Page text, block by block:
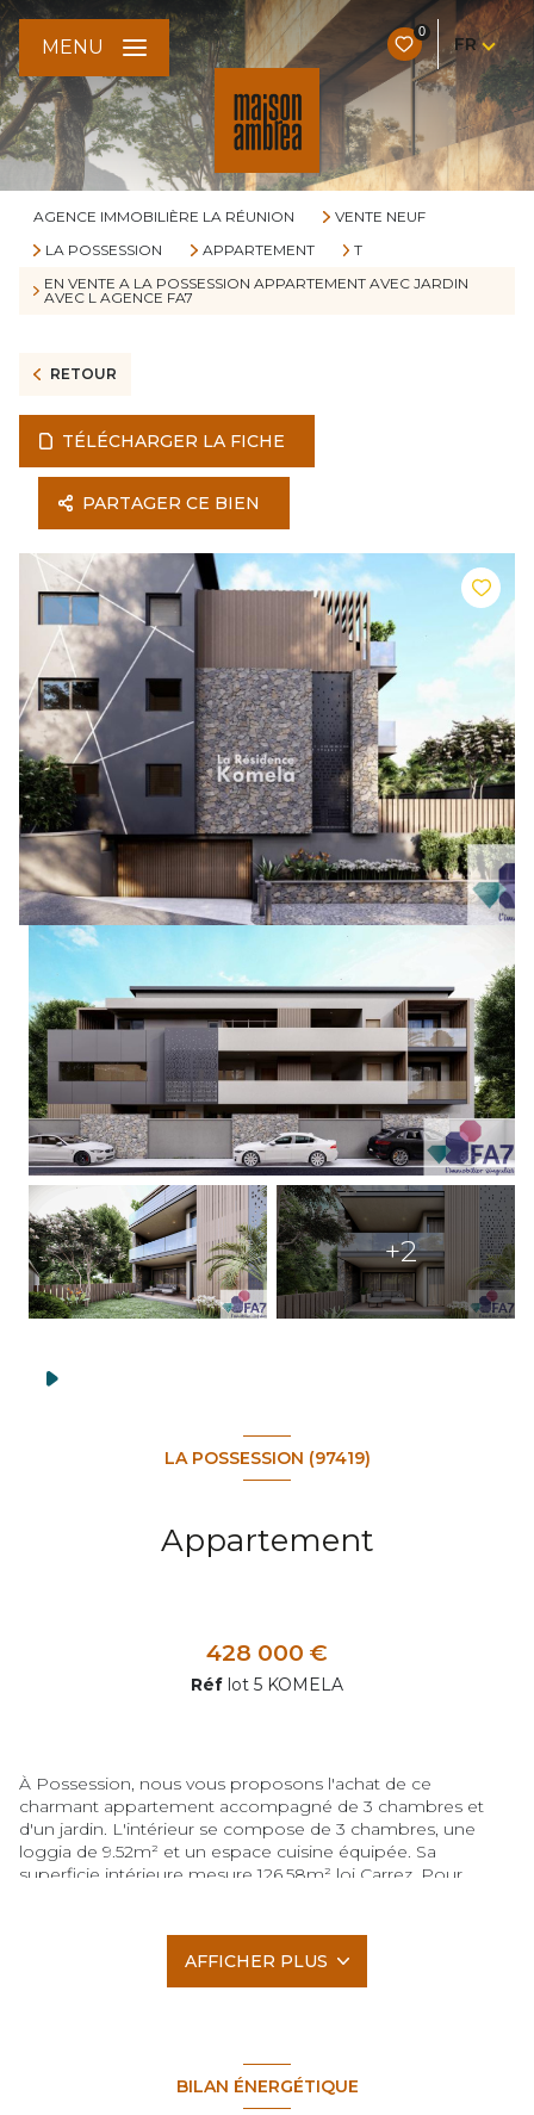
0
FR
MENU
AGENCE IMMOBILIÈRE LA RÉUNION
VENTE NEUF
LA POSSESSION
APPARTEMENT
T
EN VENTE A LA POSSESSION APPARTEMENT AVEC JARDIN
AVEC L AGENCE FA7
RETOUR
TÉLÉCHARGER LA FICHE
PARTAGER CE BIEN
+2
LA POSSESSION (97419)
Appartement
428 000 €
Réf lot 5 KOMELA
À Possession, nous vous proposons l'achat de ce
charmant appartement accompagné de 3 chambres et
d'un jardin. L'intérieur se compose de 3 chambres, une
loggia de 9.52m² et un espace cuisine équipée. Sa
superficie intérieure mesure 126.58m² loi Carrez. Pour
3.12m² et une terrasse pour passer d'agréables moments
de convivialité, ce qui porte la surface utile à 154.12m². Il
vous fait bénéficier de places de parking au nombre de 2
planifier une visite au 0692 37 28 42. Un logement offrant à
chaque membre de la famille son intimité.
AFFICHER PLUS
BILAN ÉNERGÉTIQUE